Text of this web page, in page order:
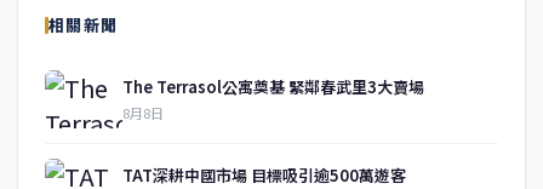
相關新聞
The Terrasol公寓奠基 緊鄰春武里3大賣場
8月8日
TAT深耕中國市場 目標吸引逾500萬遊客
泰國中文新聞（TCN）是一家總部設於曼谷的中文新聞媒體，致力於
報導泰國當地政治、經濟、華人社群與社會時事，為在泰華人讀者提
供即時、客觀、多元的中文新聞內容。